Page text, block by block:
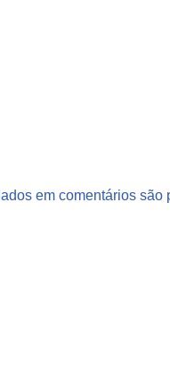
em comentários são